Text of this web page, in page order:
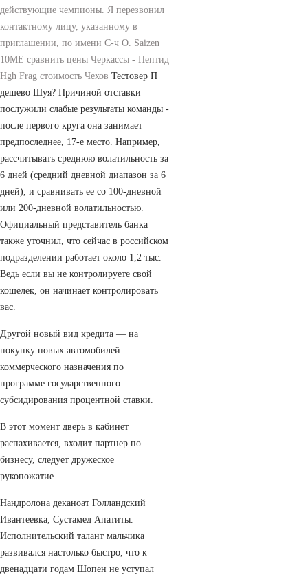
действующие чемпионы. Я перезвонил
контактному лицу, указанному в
приглашении, по имени С-ч О. Saizen
10ME сравнить цены Черкассы - Пептид
Hgh Frag стоимость Чехов Тестовер П
дешево Шуя? Причиной отставки
послужили слабые результаты команды -
после первого круга она занимает
предпоследнее, 17-е место. Например,
рассчитывать среднюю волатильность за
6 дней (средний дневной диапазон за 6
дней), и сравнивать ее со 100-дневной
или 200-дневной волатильностью.
Официальный представитель банка
также уточнил, что сейчас в российском
подразделении работает около 1,2 тыс.
Ведь если вы не контролируете свой
кошелек, он начинает контролировать
вас.
Другой новый вид кредита — на
покупку новых автомобилей
коммерческого назначения по
программе государственного
субсидирования процентной ставки.
В этот момент дверь в кабинет
распахивается, входит партнер по
бизнесу, следует дружеское
рукопожатие.
Нандролона деканоат Голландский
Ивантеевка, Сустамед Апатиты.
Исполнительский талант мальчика
развивался настолько быстро, что к
двенадцати годам Шопен не уступал